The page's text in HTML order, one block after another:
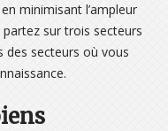
minimisant l’ampleur
sur trois secteurs
des secteurs où vous